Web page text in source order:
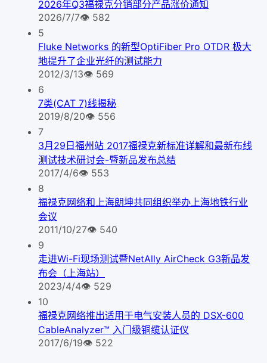
2026年Q3福禄克分销部分产品涨价通知
2026/7/7👁 582
5
Fluke Networks 的新型OptiFiber Pro OTDR 极大
地提升了企业光纤的测试能力
2012/3/13👁 569
6
7类(CAT 7)线揭秘
2019/8/20👁 556
7
3月29日福州站 2017福禄克新标准详解和最新布线
测试技术研讨会-暨新品发布总结
2017/4/6👁 553
8
福禄克网络和上海朗坤共同组织举办上海地铁行业
会议
2011/10/27👁 540
9
走进Wi-Fi现场测试暨NetAlly AirCheck G3新品发
布会（上海站）
2023/4/4👁 529
10
福禄克网络推出适用于电气安装人员的 DSX-600
CableAnalyzer™ 入门级铜缆认证仪
2017/6/19👁 522